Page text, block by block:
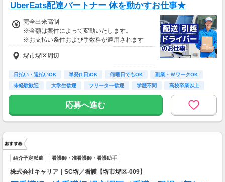
UberEats配達パートナー 体を動かすお仕事★
完全出来高制
※金額は案件によって変動いたします。
※お支払い条件および手数料が適用されます
堺市堺区周辺
日払い・週払いOK 単発(1日)OK 何曜日でもOK
副業・ＷワークOK
未経験歓迎
大学生歓迎 フリーター歓迎 学歴不問 高校卒業以上
応募へ進む
紹介予定派遣 看護師・准看護師・看護助手
株式会社キャリア｜SC堺／看護【堺市堺区-009】